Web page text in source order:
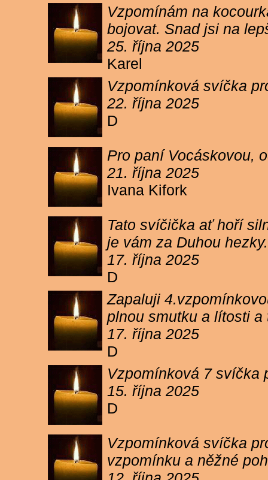
Vzpomínám na
bojovat. Snad jsi na
25. října 2025
Karel
Vzpomínková svíčka
22. října 2025
D
Pro paní Vocáskovou,
21. října 2025
Ivana Kifork
Tato svíčička ať hoří
je vám za Duhou
17. října 2025
D
Zapaluji
plnou smutku a lítosti
17. října 2025
D
Vzpomínková 7 svíčka
15. října 2025
D
Vzpomínková svíčka
vzpomínku a něžné